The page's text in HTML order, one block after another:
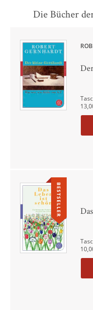
Die Bücher
BESTSELLER